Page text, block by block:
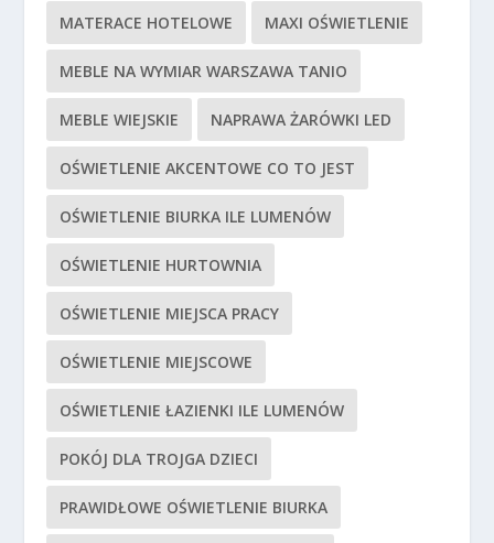
MATERACE HOTELOWE MAXI OŚWIETLENIE
MEBLE NA WYMIAR WARSZAWA TANIO
MEBLE WIEJSKIE NAPRAWA ŻARÓWKI LED
OŚWIETLENIE AKCENTOWE CO TO JEST
OŚWIETLENIE BIURKA ILE LUMENÓW
OŚWIETLENIE HURTOWNIA
OŚWIETLENIE MIEJSCA PRACY
OŚWIETLENIE MIEJSCOWE
OŚWIETLENIE ŁAZIENKI ILE LUMENÓW
POKÓJ DLA TROJGA DZIECI
PRAWIDŁOWE OŚWIETLENIE BIURKA